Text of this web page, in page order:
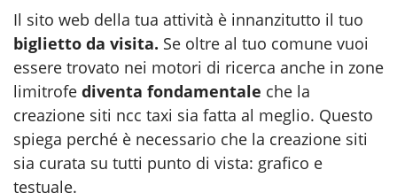
Il sito web della tua attività è innanzitutto il tuo
biglietto da visita. Se oltre al tuo comune vuoi
essere trovato nei motori di ricerca anche in zone
limitrofe diventa fondamentale che la
creazione siti ncc taxi sia fatta al meglio. Questo
spiega perché è necessario che la creazione siti
sia curata su tutti punto di vista: grafico e
testuale.